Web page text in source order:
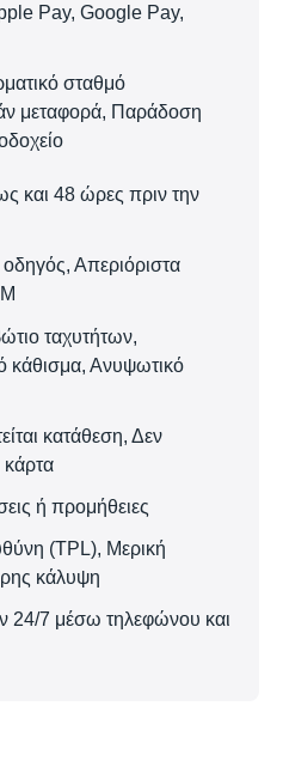
Pay, Google Pay,
σταθμό
μεταφορά, Παράδοση
και 48 ώρες πριν την
Απεριόριστα
ταχυτήτων,
κάθισμα, Ανυψωτικό
κατάθεση, Δεν
κάρτα
ή προμήθειες
(TPL), Μερική
κάλυψη
24/7 μέσω τηλεφώνου και